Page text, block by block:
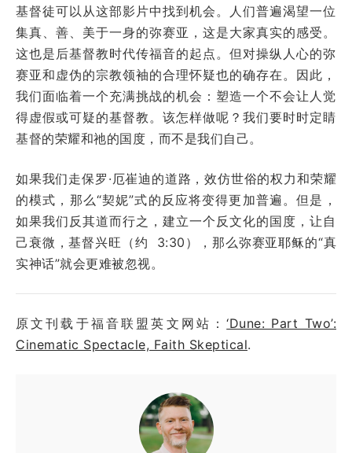
基督徒可以从这部影片中找到机会。人们普遍渴望一位
集真、善、美于一身的弥赛亚，这是大家真实的感受。
这也是后基督教时代传福音的起点。但对操纵人心的弥
赛亚和虚伪的宗教领袖的合理怀疑也的确存在。因此，
我们面临着一个充满挑战的机会：塑造一个不会让人觉
得虚假或可疑的基督教。该怎样做呢？我们要时时定睛
基督的荣耀和祂的国度，而不是我们自己。
如果我们走保罗·厄崔迪的道路，效仿世俗的权力和荣耀
的模式，那么“契妮”式的反应将变得更加普遍。但是，
如果我们反其道而行之，建立一个反文化的国度，让自
己衰微，基督兴旺（约 3:30），那么弥赛亚耶稣的“真
实神话”就会更难被忽视。
原文刊载于福音联盟英文网站：‘Dune: Part Two’:
Cinematic Spectacle, Faith Skeptical.